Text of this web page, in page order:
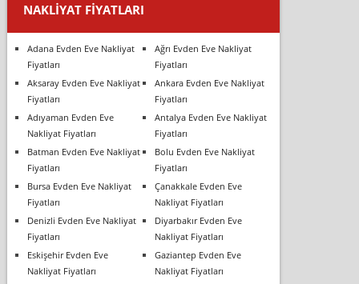
NAKLIYAT FIYATLARI
Adana Evden Eve Nakliyat
Fiyatları
Ağrı Evden Eve Nakliyat
Fiyatları
Aksaray Evden Eve Nakliyat
Fiyatları
Ankara Evden Eve Nakliyat
Fiyatları
Adıyaman Evden Eve
Nakliyat Fiyatları
Antalya Evden Eve Nakliyat
Fiyatları
Batman Evden Eve Nakliyat
Fiyatları
Bolu Evden Eve Nakliyat
Fiyatları
Bursa Evden Eve Nakliyat
Fiyatları
Çanakkale Evden Eve
Nakliyat Fiyatları
Denizli Evden Eve Nakliyat
Fiyatları
Diyarbakır Evden Eve
Nakliyat Fiyatları
Eskişehir Evden Eve
Nakliyat Fiyatları
Gaziantep Evden Eve
Nakliyat Fiyatları